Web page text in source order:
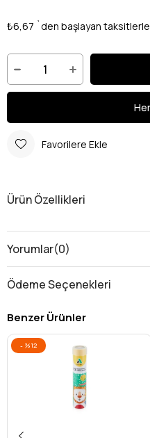
₺6,67 `den başlayan taksitlerle
Favorilere Ekle
Ürün Özellikleri
Yorumlar(0)
Ödeme Seçenekleri
Benzer Ürünler
%12